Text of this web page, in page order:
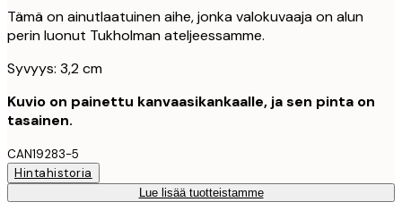
Tämä on ainutlaatuinen aihe, jonka valokuvaaja on alun
perin luonut Tukholman ateljeessamme.
Syvyys: 3,2 cm
Kuvio on painettu kanvaasikankaalle, ja sen pinta on
tasainen.
CAN19283-5
Hintahistoria
Lue lisää tuotteistamme